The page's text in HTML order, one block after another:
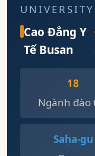
UNIVERSITY
Cao Đẳng Y
Tế Busan
18
Ngành đào
Saha-gu